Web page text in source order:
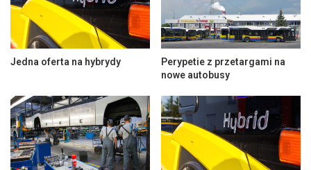
Jedna oferta na hybrydy
Perypetie z przetargami na
nowe autobusy